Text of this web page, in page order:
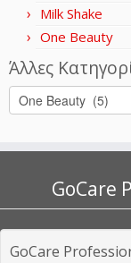
Milk Shake
One Beauty
Άλλες
GoCare
GoCare